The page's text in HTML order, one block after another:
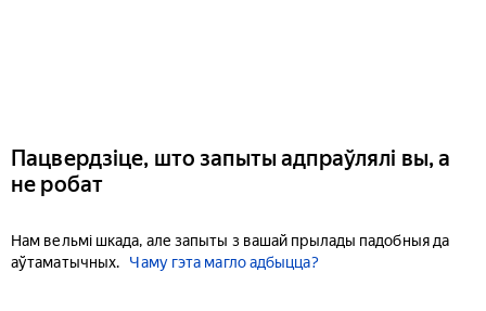
Пацвердзіце, што запыты адпраўлялі вы, а
не робат
Нам вельмі шкада, але запыты з вашай прылады падобныя да
аўтаматычных.
Чаму гэта магло адбыцца?